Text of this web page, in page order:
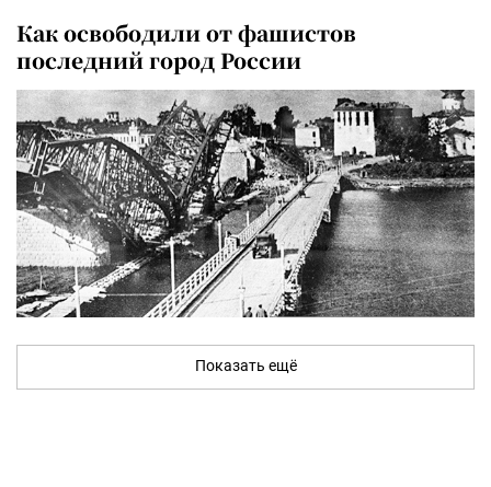
Как освободили от фашистов
последний город России
Показать ещё